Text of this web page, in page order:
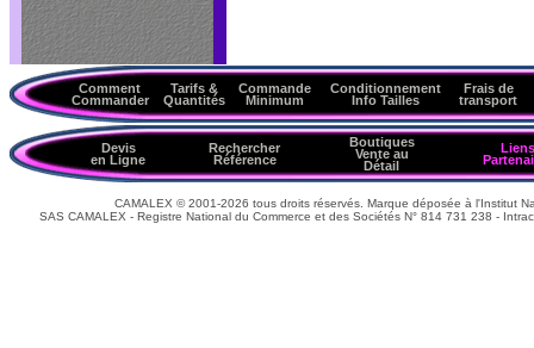
Comment
Commander
Tarifs &
Quantités
Commande
Minimum
Conditionnement
Info Tailles
Frais de
transport
Devis
en Ligne
Rechercher
Référence
Boutiques
Vente au
Détail
Liens
CAMALEX © 2001-2026 tous droits réservés. Marque déposée à l'Institut
SAS CAMALEX - Registre National du Commerce et des Sociétés N° 814 731 238 -